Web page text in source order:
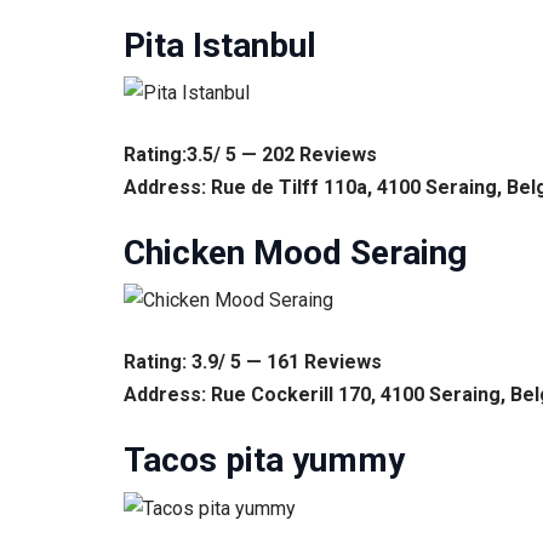
Pita Istanbul
Rating:3.5/ 5 — 202 Reviews
Address: Rue de Tilff 110a, 4100 Seraing,
Chicken Mood Seraing
Rating: 3.9/ 5 — 161 Reviews
Address: Rue Cockerill 170, 4100 Seraing,
Tacos pita yummy